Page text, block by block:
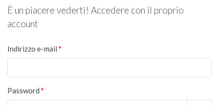
È un piacere vederti! Accedere con il proprio
account
Indirizzo e-mail
Password